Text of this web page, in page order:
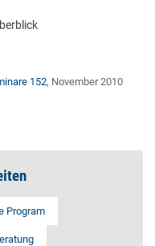
152, November 2010
Program